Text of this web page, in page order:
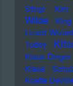
Stingl
Wilde
Lizard Wizard
Tubby
Klaus Dinger
Klaus
Koefte